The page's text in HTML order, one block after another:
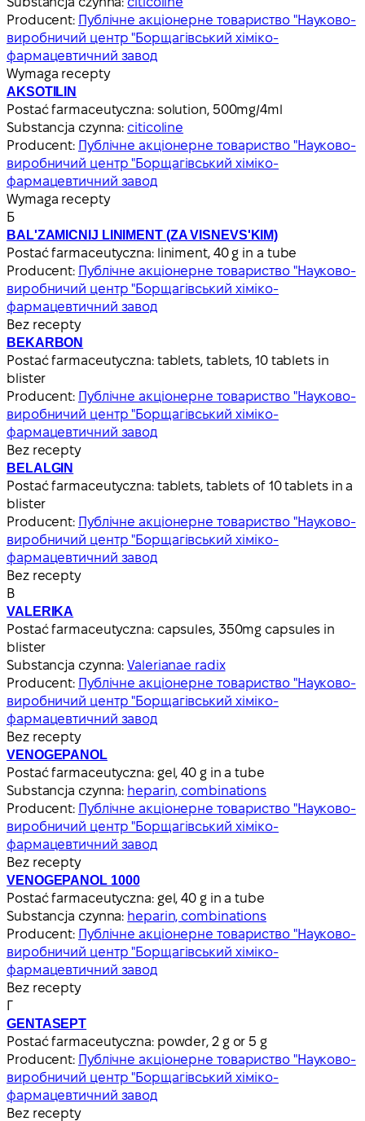
Producent: Публічне акціонерне товариство "Науково-
виробничий центр "Борщагівський хіміко-
фармацевтичний завод
Wymaga recepty
AKSOTILIN
Postać farmaceutyczna: solution, 500mg/4ml
Substancja czynna: citicoline
Producent: Публічне акціонерне товариство "Науково-
виробничий центр "Борщагівський хіміко-
фармацевтичний завод
Wymaga recepty
Б
BAL'ZAMICNIJ LINIMENT (ZA VISNEVS'KIM)
Postać farmaceutyczna: liniment, 40 g in a tube
Producent: Публічне акціонерне товариство "Науково-
виробничий центр "Борщагівський хіміко-
фармацевтичний завод
Bez recepty
BEKARBON
Postać farmaceutyczna: tablets, tablets, 10 tablets in
blister
Producent: Публічне акціонерне товариство "Науково-
виробничий центр "Борщагівський хіміко-
фармацевтичний завод
Bez recepty
BELALGIN
Postać farmaceutyczna: tablets, tablets of 10 tablets in a
blister
Producent: Публічне акціонерне товариство "Науково-
виробничий центр "Борщагівський хіміко-
фармацевтичний завод
Bez recepty
В
VALERIKA
Postać farmaceutyczna: capsules, 350mg capsules in
blister
Substancja czynna:Valerianae radix
Producent: Публічне акціонерне товариство "Науково-
виробничий центр "Борщагівський хіміко-
фармацевтичний завод
Bez recepty
VENOGEPANOL
Postać farmaceutyczna: gel, 40 g in a tube
Substancja czynna: heparin, combinations
Producent: Публічне акціонерне товариство "Науково-
виробничий центр "Борщагівський хіміко-
фармацевтичний завод
Bez recepty
VENOGEPANOL 1000
Postać farmaceutyczna: gel, 40 g in a tube
Substancja czynna: heparin, combinations
Producent: Публічне акціонерне товариство "Науково-
виробничий центр "Борщагівський хіміко-
фармацевтичний завод
Bez recepty
Г
GENTASEPT
Postać farmaceutyczna: powder, 2 g or 5 g
Producent: Публічне акціонерне товариство "Науково-
виробничий центр "Борщагівський хіміко-
фармацевтичний завод
Bez recepty